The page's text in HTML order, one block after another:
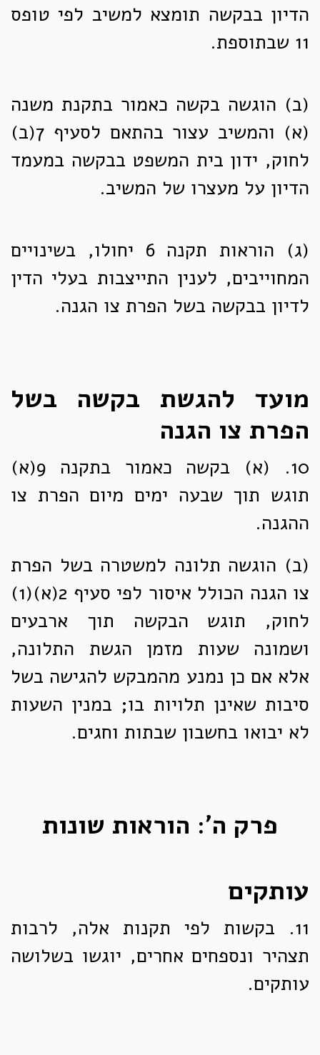
הדיון בבקשה תומצא למשיב לפי טופס
11 שבתוספת.
(ב) הוגשה בקשה כאמור בתקנת משנה
(א) והמשיב עצור בהתאם לסעיף 7(ב)
לחוק, ידון בית המשפט בבקשה במעמד
הדיון על מעצרו של המשיב.
(ג)
הוראות תקנה 6 יחולו, בשינויים
המחוייבים, לענין התייצבות בעלי הדין
לדיון בבקשה בשל הפרת צו הגנה.
מועד להגשת בקשה בשל
הפרת צו הגנה
10. (א)
בקשה כאמור בתקנה 9(א)
תוגש תוך שבעה ימים מיום הפרת צו
ההגנה.
(ב) הוגשה תלונה למשטרה בשל הפרת
צו הגנה הכולל איסור לפי סעיף 2(א)(1)
לחוק, תוגש הבקשה תוך ארבעים
ושמונה שעות מזמן הגשת התלונה,
אלא אם כן נמנע מהמבקש להגישה בשל
סיבות שאינן תלויות בו; במנין השעות
לא יבואו בחשבון שבתות וחגים.
פרק ה': הוראות שונות
עותקים
11.
בקשות לפי תקנות אלה, לרבות
תצהיר ונספחים אחרים, יוגשו בשלושה
עותקים.